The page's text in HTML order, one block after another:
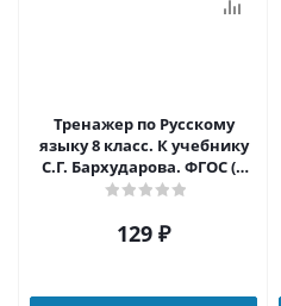
Тренажер по Русскому
языку 8 класс. К учебнику
С.Г. Бархударова. ФГОС (к
новому ФПУ)
129 ₽